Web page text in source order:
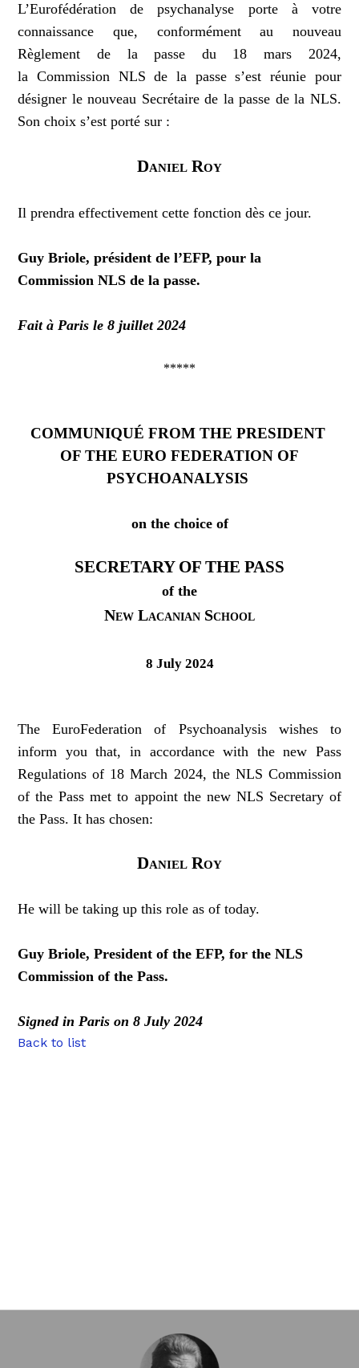
L’Eurofédération de psychanalyse porte à votre
connaissance que, conformément au nouveau
Règlement de la passe du 18 mars 2024,
laCommission NLS de la passe s’est réunie pour
désigner le nouveau Secrétaire de la passe de la NLS.
Son choix s’est porté sur :
Daniel Roy
Il prendra effectivement cette fonction dès ce jour.
Guy Briole, président de l’EFP, pour la
Commission NLS de la passe.
Fait à Paris le 8 juillet 2024
*****
COMMUNIQUÉ FROM THE PRESIDENT
OF THE EURO FEDERATION OF
PSYCHOANALYSIS
on the choice of
SECRETARY OF THE PASS
of the
New Lacanian School
8 July 2024
The EuroFederation of Psychoanalysis wishes to
inform you that, in accordance with the new Pass
Regulations of 18 March 2024, the NLS Commission
of the Pass met to appoint the new NLS Secretary of
the Pass. It has chosen:
Daniel Roy
He will be taking up this role as of today.
Guy Briole, President of the EFP, for the NLS
Commission of the Pass.
Signed in Paris on 8 July 2024
Back to list